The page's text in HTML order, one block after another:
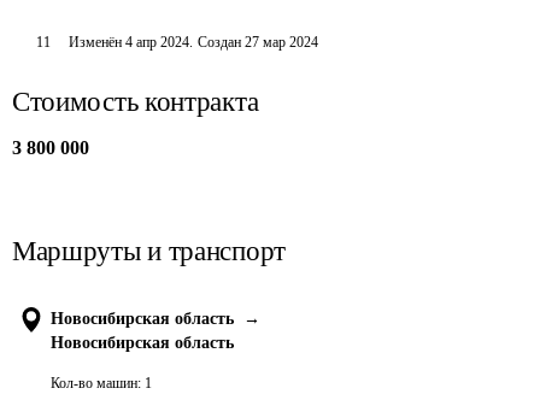
11 Изменён4 апр 2024. Создан 27 мар 2024
Стоимость контракта
3 800 000
Маршруты и транспорт
Новосибирская область
→
Новосибирская область
Кол-во машин: 1